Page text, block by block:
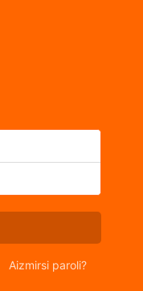
Aizmirsi paroli?